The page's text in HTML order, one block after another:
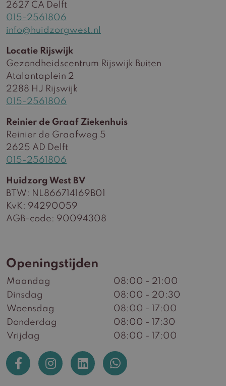
2627 CA Delft
015-2561806
info@huidzorgwest.nl
Locatie Rijswijk
Gezondheidscentrum Rijswijk Buiten
Atalantaplein 2
2288 HJ Rijswijk
015-2561806
Reinier de Graaf Ziekenhuis
Reinier de Graafweg 5
2625 AD Delft
015-2561806
Huidzorg West BV
BTW: NL866714169B01
KvK: 94290059
AGB-code: 90094308
Openingstijden
Maandag
08:00 - 21:00
Dinsdag
08:00 - 20:30
Woensdag
08:00 - 17:00
Donderdag
08:00 - 17:30
Vrijdag
08:00 - 17:00